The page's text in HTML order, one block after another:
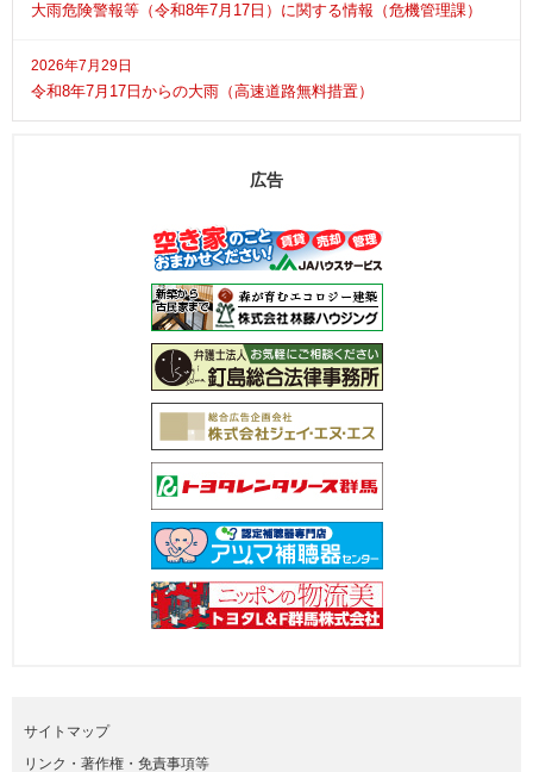
大雨危険警報等（令和8年7月17日）に関する情報（危機管理課）
2026年7月29日
令和8年7月17日からの大雨（高速道路無料措置）
広告
サイトマップ
リンク・著作権・免責事項等